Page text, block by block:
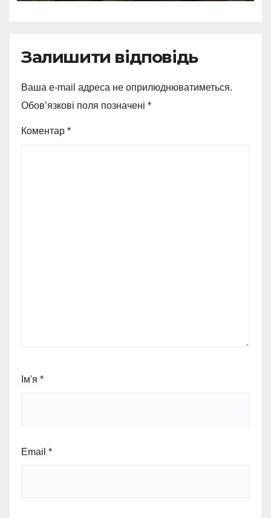
Залишити відповідь
Ваша e-mail адреса не оприлюднюватиметься.
Обов’язкові поля позначені *
Коментар *
Ім'я *
Email *